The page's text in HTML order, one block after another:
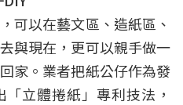
可以在藝文區、造紙區、
與現在，更可以親手做一
家。業者把紙公仔作為發
立體捲紙」專利技法，